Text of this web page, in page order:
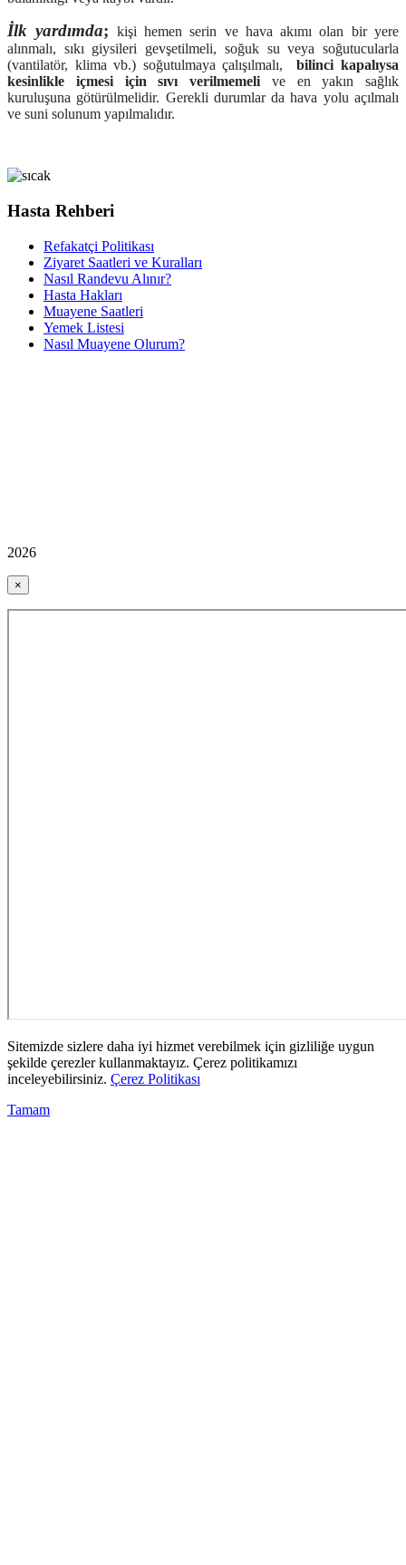
İlk yardımda; kişi hemen serin ve hava akımı olan bir yere
alınmalı, sıkı giysileri gevşetilmeli, soğuk su veya soğutucularla
(vantilatör, klima vb.) soğutulmaya çalışılmalı,bilinci kapalıysa
kesinlikle içmesi için sıvı verilmemeli ve en yakın sağlık
kuruluşuna götürülmelidir. Gerekli durumlar da hava yolu açılmalı
ve suni solunum yapılmalıdır.
Hasta Rehberi
Refakatçi Politikası
Ziyaret Saatleri ve Kuralları
Nasıl Randevu Alınır?
Hasta Hakları
Muayene Saatleri
Yemek Listesi
Nasıl Muayene Olurum?
2026
×
Sitemizde sizlere daha iyi hizmet verebilmek için gizliliğe uygun
şekilde çerezler kullanmaktayız. Çerez politikamızı
inceleyebilirsiniz. Çerez Politikası
Tamam